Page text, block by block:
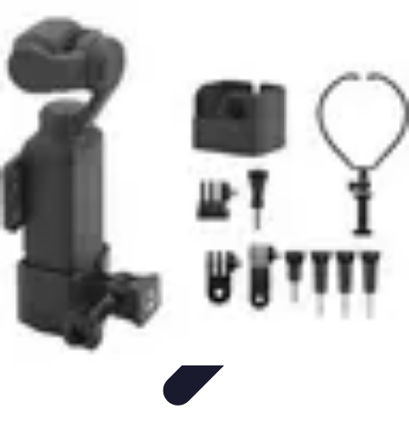
Connexion Rapide
Astuces et Conseils
ConnexionTechnologie
Connexion Rapide